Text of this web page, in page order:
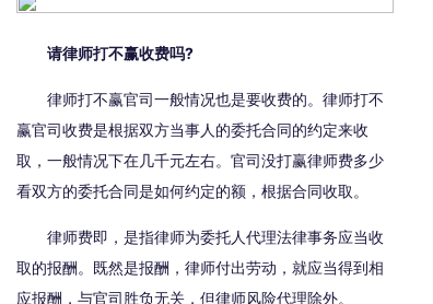
请律师打不赢收费吗?
律师打不赢官司一般情况也是要收费的。律师打不
赢官司收费是根据双方当事人的委托合同的约定来收
取，一般情况下在几千元左右。官司没打赢律师费多少
看双方的委托合同是如何约定的额，根据合同收取。
律师费即，是指律师为委托人代理法律事务应当收
取的报酬。既然是报酬，律师付出劳动，就应当得到相
应报酬，与官司胜负无关，但律师风险代理除外。